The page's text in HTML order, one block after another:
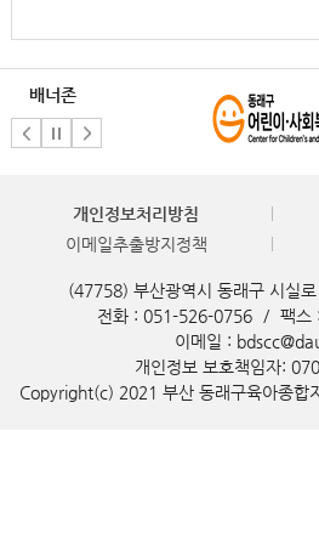
배너존
개인정보처리방침
이메일추출방지정책
(47758) 부산광역시 동래구 시실
전화 : 051-526-0756
/ 팩스
이메일 :
개인정보 보호책임자:
Copyright(c) 2021 부산 동래구육아종합